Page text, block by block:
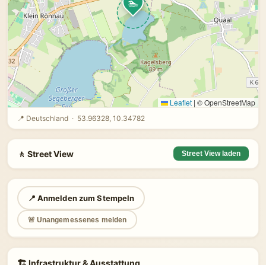
Leaflet | © OpenStreetMap
📍 Deutschland · 53.96328, 10.34782
🚶 Street View Street View laden
📍 Anmelden zum Stempeln
🚨 Unangemessenes melden
🏗 Infrastruktur & Ausstattung